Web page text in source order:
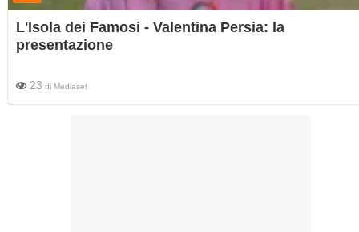
L'Isola dei Famosi - Valentina Persia: la
presentazione
23 di Mediaset